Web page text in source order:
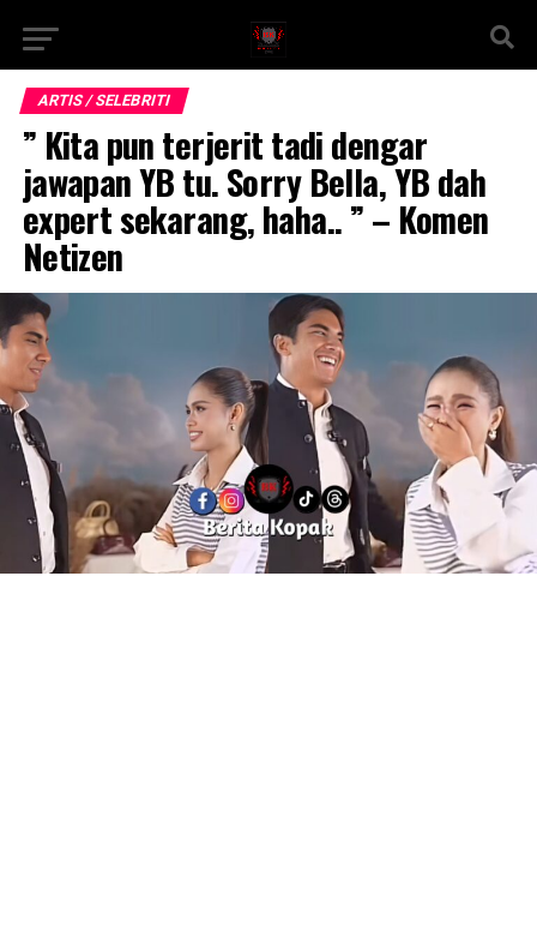
ARTIS / SELEBRITI
” Kita pun terjerit tadi dengar
jawapan YB tu. Sorry Bella, YB dah
expert sekarang, haha.. ” – Komen
Netizen